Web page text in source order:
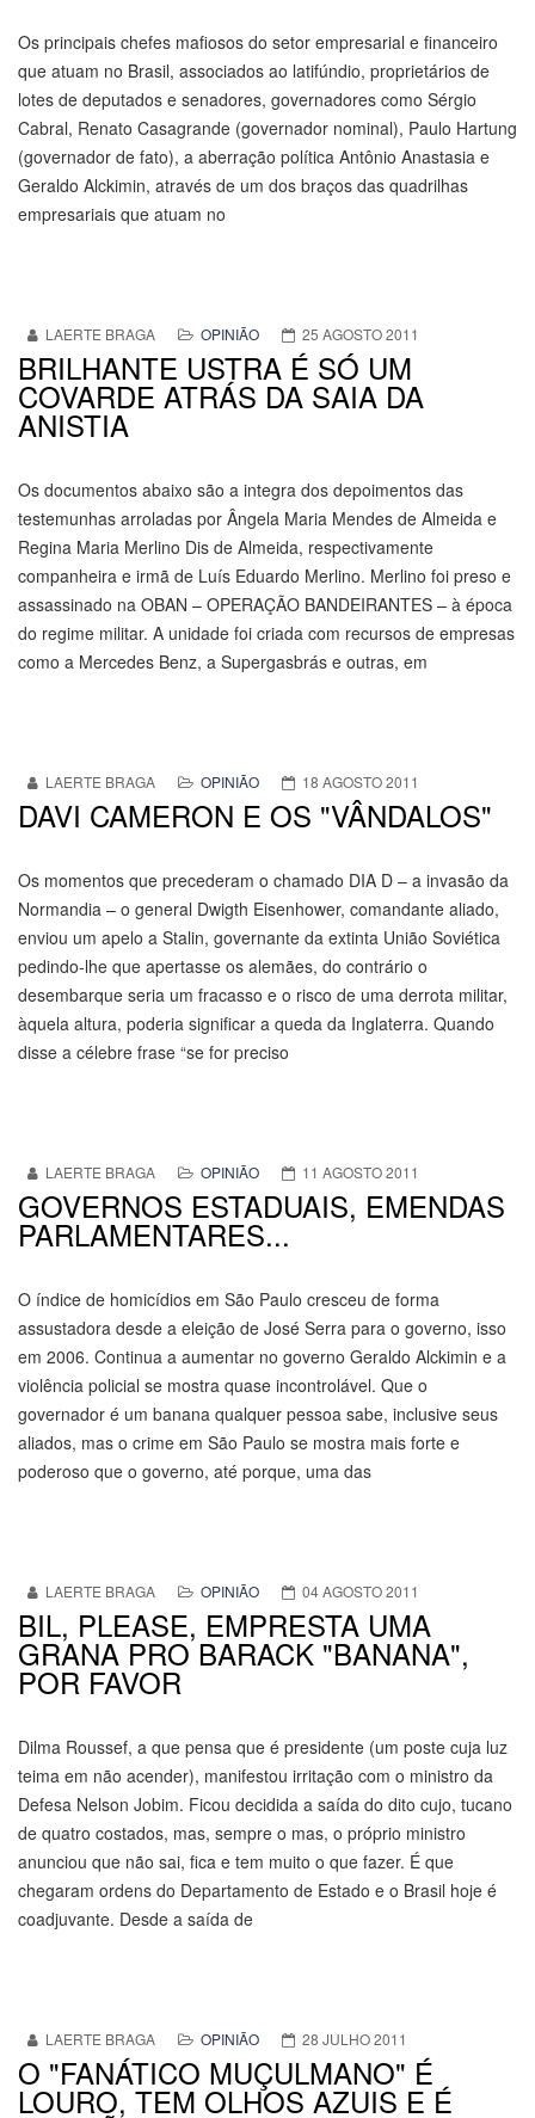
Os principais chefes mafiosos do setor empresarial e financeiro
que atuam no Brasil, associados ao latifúndio, proprietários de
lotes de deputados e senadores, governadores como Sérgio
Cabral, Renato Casagrande (governador nominal), Paulo Hartung
(governador de fato), a aberração política Antônio Anastasia e
Geraldo Alckimin, através de um dos braços das quadrilhas
empresariais que atuam no
LAERTE BRAGA OPINIÃO 25 AGOSTO 2011
BRILHANTE USTRA É SÓ UM
COVARDE ATRÁS DA SAIA DA
ANISTIA
Os documentos abaixo são a integra dos depoimentos das
testemunhas arroladas por Ângela Maria Mendes de Almeida e
Regina Maria Merlino Dis de Almeida, respectivamente
companheira e irmã de Luís Eduardo Merlino. Merlino foi preso e
assassinado na OBAN – OPERAÇÃO BANDEIRANTES – à época
do regime militar. A unidade foi criada com recursos de empresas
como a Mercedes Benz, a Supergasbrás e outras, em
LAERTE BRAGA OPINIÃO 18 AGOSTO 2011
DAVI CAMERON E OS "VÂNDALOS"
Os momentos que precederam o chamado DIA D – a invasão da
Normandia – o general Dwigth Eisenhower, comandante aliado,
enviou um apelo a Stalin, governante da extinta União Soviética
pedindo-lhe que apertasse os alemães, do contrário o
desembarque seria um fracasso e o risco de uma derrota militar,
àquela altura, poderia significar a queda da Inglaterra. Quando
disse a célebre frase “se for preciso
LAERTE BRAGA OPINIÃO 11 AGOSTO 2011
GOVERNOS ESTADUAIS, EMENDAS
PARLAMENTARES...
O índice de homicídios em São Paulo cresceu de forma
assustadora desde a eleição de José Serra para o governo, isso
em 2006. Continua a aumentar no governo Geraldo Alckimin e a
violência policial se mostra quase incontrolável. Que o
governador é um banana qualquer pessoa sabe, inclusive seus
aliados, mas o crime em São Paulo se mostra mais forte e
poderoso que o governo, até porque, uma das
LAERTE BRAGA OPINIÃO 04 AGOSTO 2011
BIL, PLEASE, EMPRESTA UMA
GRANA PRO BARACK "BANANA",
POR FAVOR
Dilma Roussef, a que pensa que é presidente (um poste cuja luz
teima em não acender), manifestou irritação com o ministro da
Defesa Nelson Jobim. Ficou decidida a saída do dito cujo, tucano
de quatro costados, mas, sempre o mas, o próprio ministro
anunciou que não sai, fica e tem muito o que fazer. É que
chegaram ordens do Departamento de Estado e o Brasil hoje é
coadjuvante. Desde a saída de
LAERTE BRAGA OPINIÃO 28 JULHO 2011
O "FANÁTICO MUÇULMANO" É
LOURO, TEM OLHOS AZUIS E É